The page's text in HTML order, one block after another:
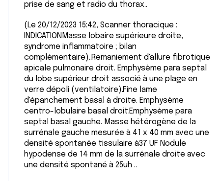
prise de sang et radio du thorax..
(Le 20/12/2023 15:42, Scanner thoracique :
INDICATIONMasse lobaire supérieure droite,
syndrome inflammatoire ; bilan
complémentaire)..Remaniement d'allure fibrotique
apicale pulmonaire droit. Emphysème para septal
du lobe supérieur droit associé à une plage en
verre dépoli (ventilatoire).Fine lame
d'épanchement basal à droite. Emphysème
centro-lobulaire basal droit.Emphysème para
septal basal gauche. Masse hétérogène de la
surrénale gauche mesurée à 41 x 40 mm avec une
densité spontanée tissulaire à37 UF Nodule
hypodense de 14 mm de la surrénale droite avec
une densité spontané à 25uh ..